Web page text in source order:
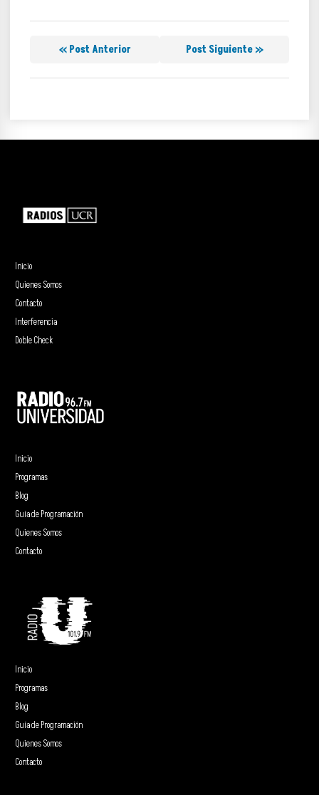
« Post Anterior Post Siguiente »
Inicio
Quienes Somos
Contacto
Interferencia
Doble Check
Inicio
Programas
Blog
Guía de Programación
Quienes Somos
Contacto
Inicio
Programas
Blog
Guía de Programación
Quienes Somos
Contacto